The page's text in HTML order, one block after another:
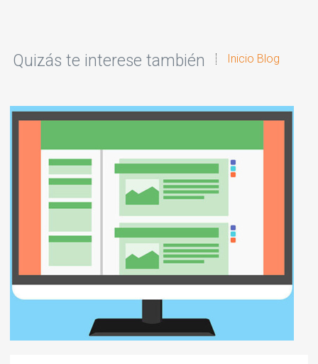
Quizás te interese también Inicio Blog